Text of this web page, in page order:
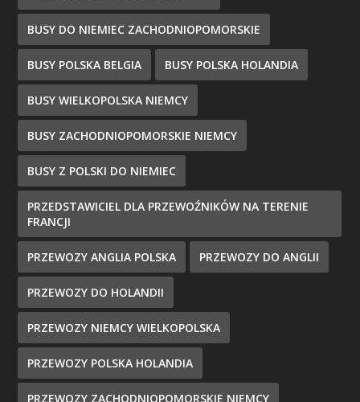
BUSY DO NIEMIEC ZACHODNIOPOMORSKIE
BUSY POLSKA BELGIA BUSY POLSKA HOLANDIA
BUSY WIELKOPOLSKA NIEMCY
BUSY ZACHODNIOPOMORSKIE NIEMCY
BUSY Z POLSKI DO NIEMIEC
PRZEDSTAWICIEL DLA PRZEWOŹNIKÓW NA TERENIE
FRANCJI
PRZEWOZY ANGLIA POLSKA PRZEWOZY DO ANGLII
PRZEWOZY DO HOLANDII
PRZEWOZY NIEMCY WIELKOPOLSKA
PRZEWOZY POLSKA HOLANDIA
PRZEWOZY ZACHODNIOPOMORSKIE NIEMCY